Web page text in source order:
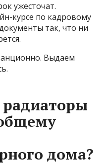
ужесточат.
курсе по кадровому
так, что ни
Выдаем
радиаторы
дома?